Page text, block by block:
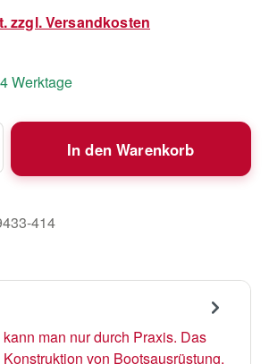
zzgl. Versandkosten
Werktage
Gib den gewünschten
In den Warenkorb
414
man nur durch Praxis. Das
von Bootsausrüstung.